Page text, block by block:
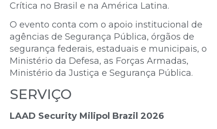
Crítica no Brasil e na América Latina.
O evento conta com o apoio institucional de
agências de Segurança Pública, órgãos de
segurança federais, estaduais e municipais, o
Ministério da Defesa, as Forças Armadas,
Ministério da Justiça e Segurança Pública.
SERVIÇO
LAAD Security Milipol Brazil 2026